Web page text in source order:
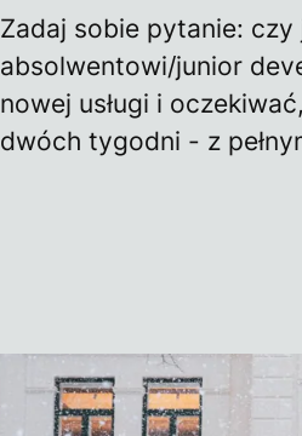
Zadaj sobie pytanie: czy
absolwentowi/junior
nowej usługi i
dwóch tygodni - z